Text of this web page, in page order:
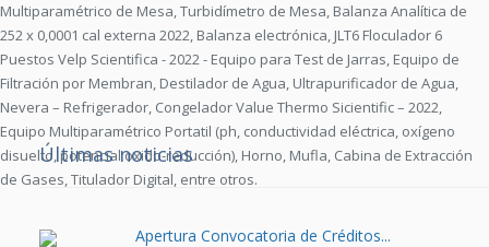
Multiparamétrico de Mesa, Turbidímetro de Mesa, Balanza Analítica de
252 x 0,0001 cal externa 2022, Balanza electrónica, JLT6 Floculador 6
Puestos Velp Scientifica - 2022 - Equipo para Test de Jarras, Equipo de
Filtración por Membran, Destilador de Agua, Ultrapurificador de Agua,
Nevera – Refrigerador, Congelador Value Thermo Sicientific – 2022,
Equipo Multiparamétrico Portatil (ph, conductividad eléctrica, oxígeno
disuelto, potencial oxido-reducción), Horno, Mufla, Cabina de Extracción
de Gases, Titulador Digital, entre otros.
Últimas noticias
Apertura Convocatoria de Créditos...